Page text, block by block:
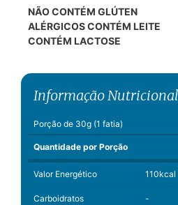
NÃO CONTÉM GLÚTEN
ALÉRGICOS CONTÉM LEITE
CONTÉM LACTOSE
Informação Nutricional
Porção de 30g (1 fatia)
Quantidade por Porção
Valor Energético
Carboidratos -